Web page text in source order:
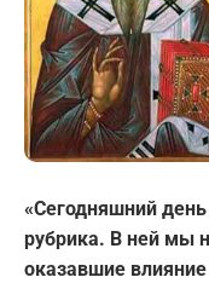
«Сегодняшний
рубрика. В ней мы
оказавшие